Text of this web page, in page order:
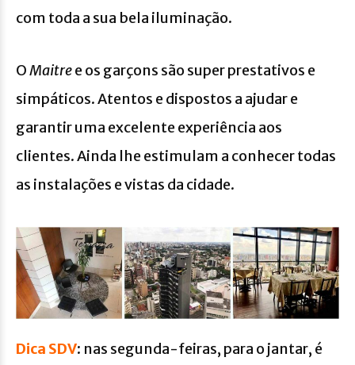
com toda a sua bela iluminação.
OMaitree os garçons são super prestativos e
simpáticos. Atentos e dispostos a ajudar e
garantir uma excelente experiência aos
clientes. Ainda lhe estimulam a conhecer todas
as instalações e vistas da cidade.
Dica SDV: nas segunda-feiras, para o jantar, é